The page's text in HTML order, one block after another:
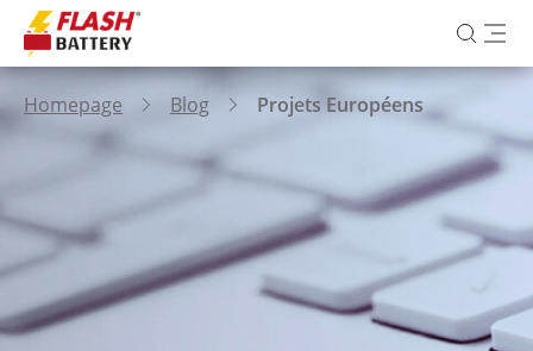
Homepage Blog Projets Européens